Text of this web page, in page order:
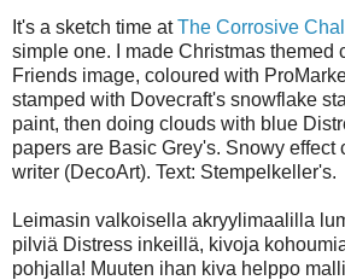
It's a sketch time atThe Corrosive
simple one. I made Christmas themed
Friends image, coloured with
stamped with Dovecraft's snowflake
paint, then doing clouds with blue
papers are Basic Grey's. Snowy effect
writer (DecoArt). Text: Stempelkeller's.
Leimasin valkoisella akryylimaalilla
pilviä Distress inkeillä, kivoja
pohjalla! Muuten ihan kiva helppo